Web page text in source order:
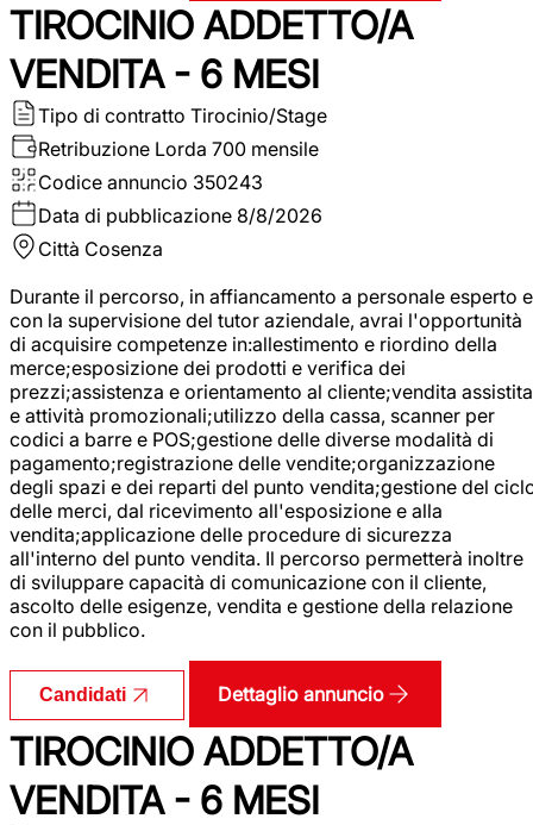
TIROCINIO ADDETTO/A
VENDITA - 6 MESI
Tipo di contratto Tirocinio/Stage
Retribuzione Lorda 700 mensile
Codice annuncio 350243
Data di pubblicazione 8/8/2026
Città Cosenza
Durante il percorso, in affiancamento a personale esperto e
con la supervisione del tutor aziendale, avrai l'opportunità
di acquisire competenze in:allestimento e riordino della
merce;esposizione dei prodotti e verifica dei
prezzi;assistenza e orientamento al cliente;vendita assistita
e attività promozionali;utilizzo della cassa, scanner per
codici a barre e POS;gestione delle diverse modalità di
pagamento;registrazione delle vendite;organizzazione
degli spazi e dei reparti del punto vendita;gestione del
delle merci, dal ricevimento all'esposizione e alla
vendita;applicazione delle procedure di sicurezza
all'interno del punto vendita. Il percorso permetterà inoltre
di sviluppare capacità di comunicazione con il cliente,
ascolto delle esigenze, vendita e gestione della relazione
con il pubblico.
Candidati Dettaglio annuncio
TIROCINIO ADDETTO/A
VENDITA - 6 MESI